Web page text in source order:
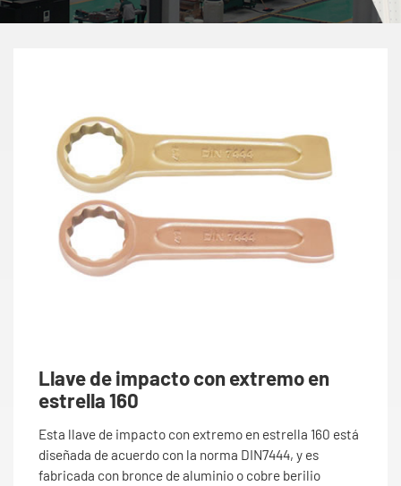
Llave de impacto con extremo en
estrella 160
Esta llave de impacto con extremo en estrella 160 está
diseñada de acuerdo con la norma DIN7444, y es
fabricada con bronce de aluminio o cobre berilio